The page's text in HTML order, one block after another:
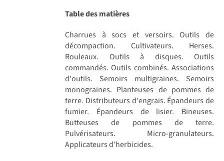
Table des matières
Charrues à socs et versoirs. Outils de
décompaction. Cultivateurs. Herses.
Rouleaux. Outils à disques. Outils
commandés. Outils combinés. Associations
d'outils. Semoirs multigraines. Semoirs
monograines. Planteuses de pommes de
terre. Distributeurs d'engrais. Épandeurs de
fumier. Épandeurs de lisier. Bineuses.
Butteuses de pommes de terre.
Pulvérisateurs. Micro-granulateurs.
Applicateurs d'herbicides.